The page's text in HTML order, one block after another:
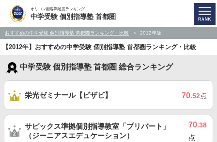
オリコン顧客満足度ランキング
中学受験 個別指導塾 首都圏
おすすめの中学受験 個別指導塾 首都圏ランキング・比較 2012年版
【2012年】おすすめの中学受験 個別指導塾 首都圏ランキング・比較
中学受験 個別指導塾 首都圏 総合ランキング
栄光ゼミナール【ビザビ】 70.52点
サピックス準拠個別指導教室「プリバート」
（ジーニアスエデュケーション）
70.38
点